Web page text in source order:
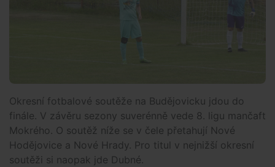
Okresní fotbalové soutěže na Budějovicku jdou do
finále. V závěru sezony suverénně vede 8. ligu mančaft
Mokrého. O soutěž níže se v čele přetahují Nové
Hodějovice a Nové Hrady. Pro titul v nejnižší okresní
soutěži si naopak jde Dubné.